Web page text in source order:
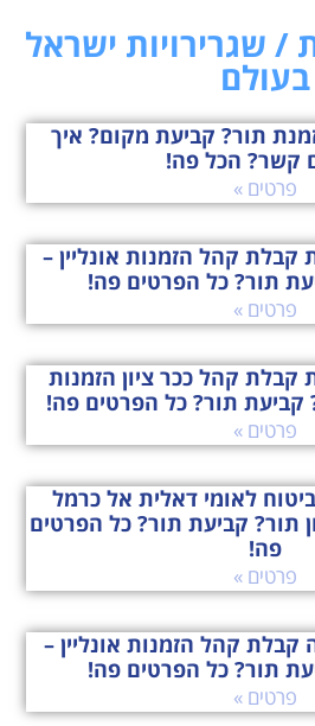
/ שגרירויות ישראל
בעולם
תור? קביעת מקום? איך
קשר? הכל פה!
פרטים »
קהל הזמנות אונליין –
תור? כל הפרטים פה!
פרטים »
קבלת קהל ככר ציון הזמנות
קביעת תור? כל הפרטים פה!
פרטים »
לאומי דאלית אל כרמל
תור? קביעת תור? כל הפרטים
פה!
פרטים »
קהל הזמנות אונליין –
תור? כל הפרטים פה!
פרטים »